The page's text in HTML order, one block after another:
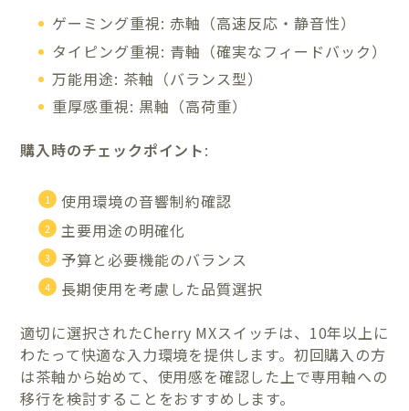
ゲーミング重視: 赤軸（高速反応・静音性）
タイピング重視: 青軸（確実なフィードバック）
万能用途: 茶軸（バランス型）
重厚感重視: 黒軸（高荷重）
購入時のチェックポイント:
使用環境の音響制約確認
主要用途の明確化
予算と必要機能のバランス
長期使用を考慮した品質選択
適切に選択されたCherry MXスイッチは、10年以上に
わたって快適な入力環境を提供します。初回購入の方
は茶軸から始めて、使用感を確認した上で専用軸への
移行を検討することをおすすめします。